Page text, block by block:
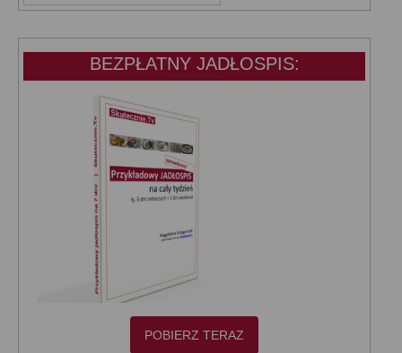
KATEGORIE:
BEZPŁATNY JADŁOSPIS:
POBIERZ TERAZ